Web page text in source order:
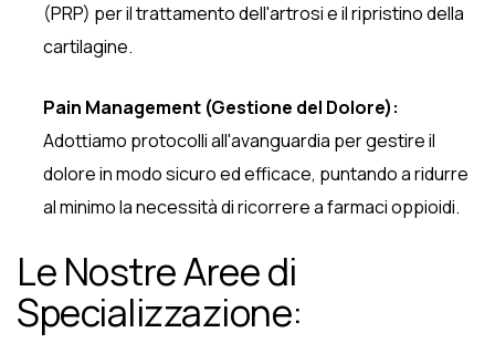
(PRP) per il trattamento dell'artrosi e il ripristino della
cartilagine.
Pain Management (Gestione del Dolore):
Adottiamo protocolli all'avanguardia per gestire il
dolore in modo sicuro ed efficace, puntando a ridurre
al minimo la necessità di ricorrere a farmaci oppioidi.
Le Nostre Aree di
Specializzazione: